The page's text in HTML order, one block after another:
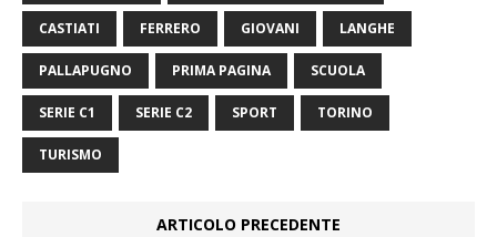
CASTIATI FERRERO GIOVANI LANGHE
PALLAPUGNO PRIMA PAGINA SCUOLA
SERIE C1 SERIE C2 SPORT TORINO
TURISMO
ARTICOLO PRECEDENTE